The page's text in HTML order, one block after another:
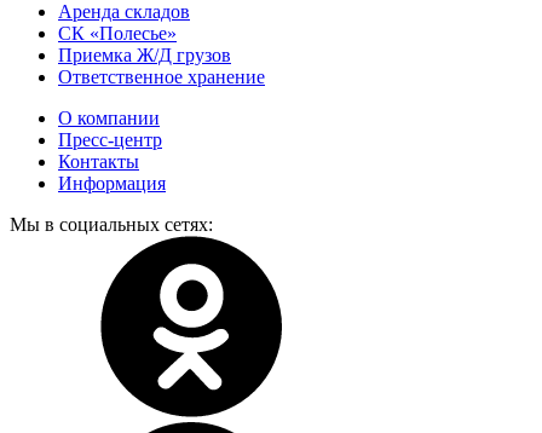
Аренда складов
СК «Полесье»
Приемка Ж/Д грузов
Ответственное хранение
О компании
Пресс-центр
Контакты
Информация
Мы в социальных сетях: